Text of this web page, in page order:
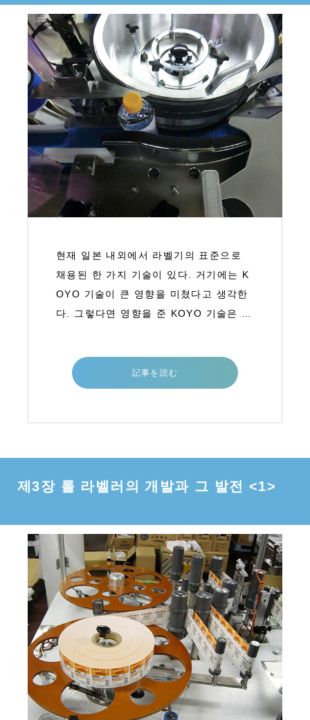
현재 일본 내외에서 라벨기의 표준으로
채용된 한 가지 기술이 있다. 거기에는 K
OYO 기술이 큰 영향을 미쳤다고 생각한
다. 그렇다면 영향을 준 KOYO 기술은 대
계보를 살펴보자.현재 필자가
記事を読む
제3장 롤 라벨러의 개발과 그 발전 <1>